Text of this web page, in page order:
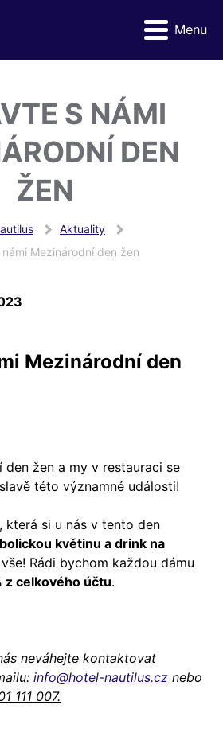
Menu
S NÁMI
DEN
ŽEN
Aktuality
Mezinárodní den žen
Mezinárodní den
den žen a my v restauraci se
této významné události!
která si u nás v tento den
květinu a drink na
Rádi bychom každou dámu
z celkového účtu.
neváhejte kontaktovat
info@hotel-nautilus.cz nebo
111 007.